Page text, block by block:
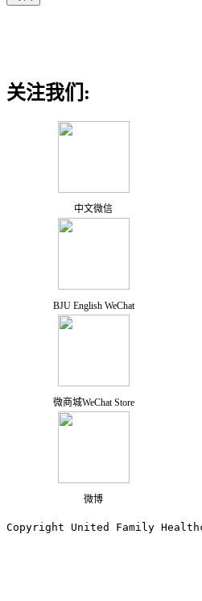
关注我们:
中文微信
BJU English WeChat
微商城WeChat Store
微博
Copyright United Family